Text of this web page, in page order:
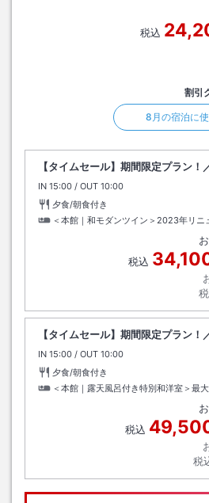
税込
割引
8月の宿泊に
【タイムセール】期間限定プラン！
IN チェックイン
15:00 / OUT チェックアウト
10:00
夕食/朝食付き
＜本館｜和モダンツイン＞2023年リニ
税込
【タイムセール】期間限定プラン！
IN チェックイン
15:00 / OUT チェックアウト
10:00
夕食/朝食付き
＜本館｜露天風呂付き特別和洋室＞最
税込
税